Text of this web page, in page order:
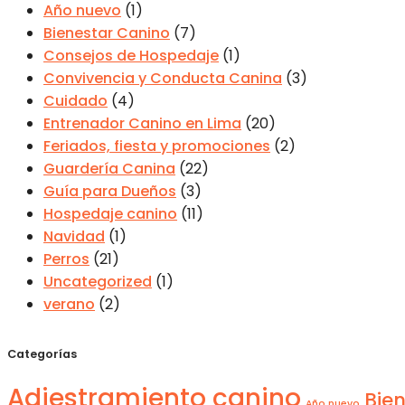
Año nuevo (1)
Bienestar Canino (7)
Consejos de Hospedaje (1)
Convivencia y Conducta Canina (3)
Cuidado (4)
Entrenador Canino en Lima (20)
Feriados, fiesta y promociones (2)
Guardería Canina (22)
Guía para Dueños (3)
Hospedaje canino (11)
Navidad (1)
Perros (21)
Uncategorized (1)
verano (2)
Categorías